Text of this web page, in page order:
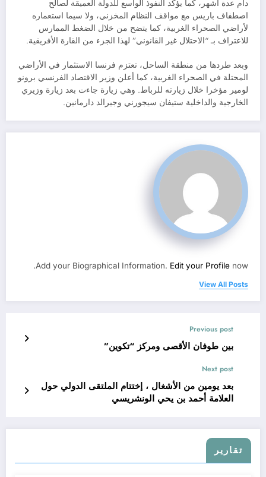
دام عدة أشهر، كما يؤكد النفوذ الواسع للدولة العميقة لصالح
اصطفاف باريس مع مواقف النظام المخزني، ولا سيما استعماره
لأراضي الصحراء الغربية، كما يتضح من خلال الضغط الممارس
للاعتراف بـ “الاحتلال غير القانوني” لهذا الجزء من القارة الأفريقية.
وبعد طردها من منطقة الساحل، تعتزم فرنسا الاستثمار في الأراضي
المحتلة في الصحراء الغربية، كما أعلن وزير الاقتصاد الفرنسي برونو
لومير مؤخرا خلال زيارته للرباط. وهي زيارة جاءت بعد زيارة وزيري
الخارجية والداخلية ستيفان سيجورني وجيرالد دارمانين.
Add your Biographical Information. Edit your Profile now.
View All Posts
Previous post
بين طوفان الأقصى ومركز “تكوين”
Next post
بعد يومين من الأشغال ، إختتام الملتقى الدولي حول
العلامة أحمد بن يحي الونشريسي
تقارير